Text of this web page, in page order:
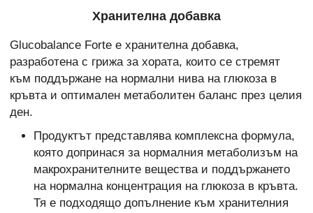
Хранителна добавка
Glucobalance Forte е хранителна добавка,
разработена с грижа за хората, които се стремят
към поддържане на нормални нива на глюкоза в
кръвта и оптимален метаболитен баланс през целия
ден.
Продуктът представлява комплексна формула,
която допринася за нормалния метаболизъм на
макрохранителните вещества и поддържането
на нормална концентрация на глюкоза в кръвта.
Тя е подходящо допълнение към хранителния